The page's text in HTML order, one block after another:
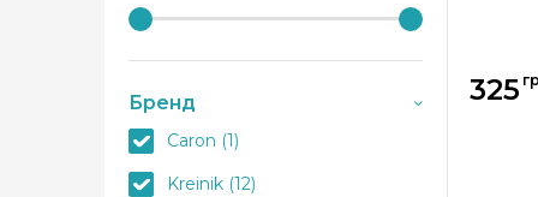
Бренд
Caron (1)
Kreinik (12)
325